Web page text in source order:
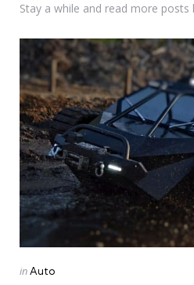
Stay a while and read more posts
Categories
Posted
inAuto